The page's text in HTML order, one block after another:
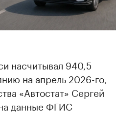
насчитывал 940,5
на апрель 2026-го,
«Автостат» Сергей
данные ФГИС